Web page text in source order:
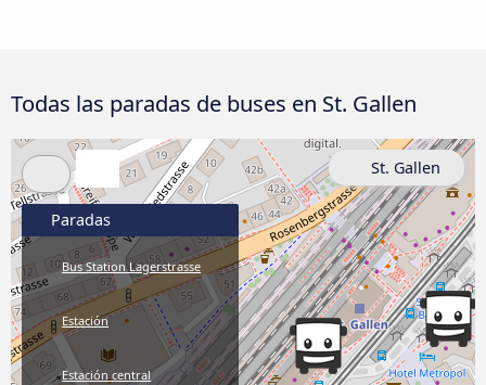
Todas las paradas de buses en St. Gallen
Paradas
Bus Station Lagerstrasse
Estación
Estación central
St. Gallen